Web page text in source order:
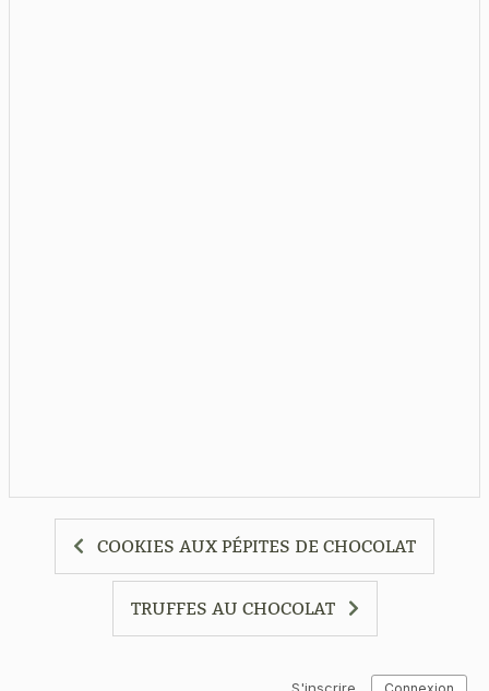
COOKIES AUX PÉPITES DE CHOCOLAT
TRUFFES AU CHOCOLAT